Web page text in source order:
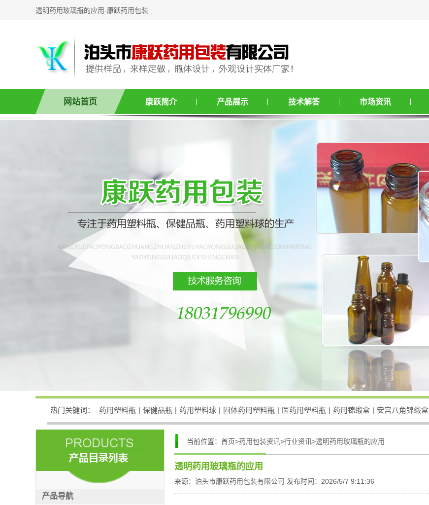
透明药用玻璃瓶的应用-康跃药用包装
网站首页 康跃简介 产品展示 技术解答 市场资讯
热门关键词： 药用塑料瓶 | 保健品瓶 | 药用塑料球 | 固体药用塑料瓶 | 医药用塑料瓶 | 药用锦缎盒 | 安宫八角锦缎盒
当前位置： 首页>药用包装资讯>行业资讯>透明药用玻璃瓶的应用
透明药用玻璃瓶的应用
来源： 泊头市康跃药用包装有限公司 发布时间：2026/5/7 9:11:36
产品导航